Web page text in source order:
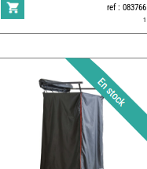
ref : 083766
1